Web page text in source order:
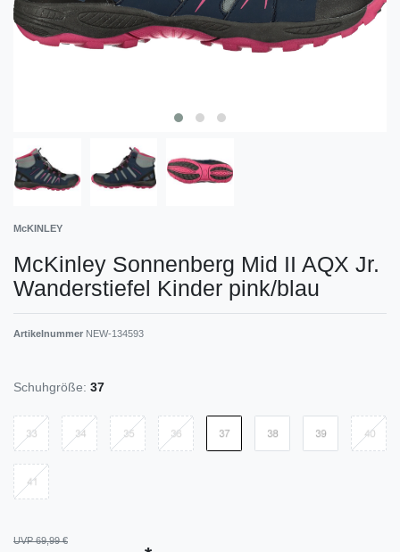
McKINLEY
McKinley Sonnenberg Mid II AQX Jr.
Wanderstiefel Kinder pink/blau
Artikelnummer NEW-134593
Schuhgröße: 37
UVP 69,99 €